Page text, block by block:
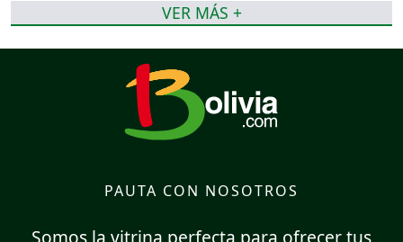
VER MÁS +
PAUTA CON NOSOTROS
Somos la vitrina perfecta para ofrecer tus